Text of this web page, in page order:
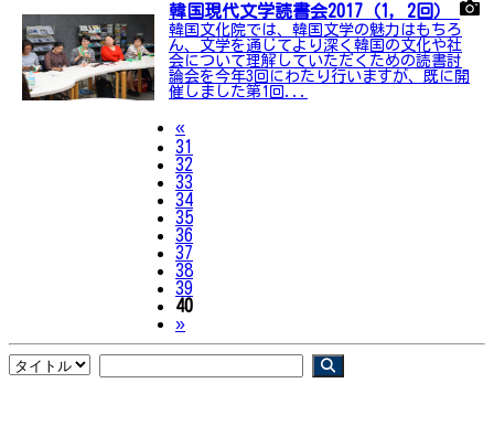
韓国現代文学読書会2017（1，2回）
韓国文化院では、韓国文学の魅力はもちろ
ん、文学を通じてより深く韓国の文化や社
会について理解していただくための読書討
論会を今年3回にわたり行いますが、既に開
催しました第1回...
«Previous
31
32
33
34
35
36
37
38
39
40
»Next